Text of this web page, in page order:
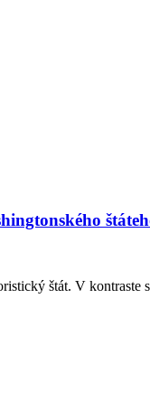
štát. V